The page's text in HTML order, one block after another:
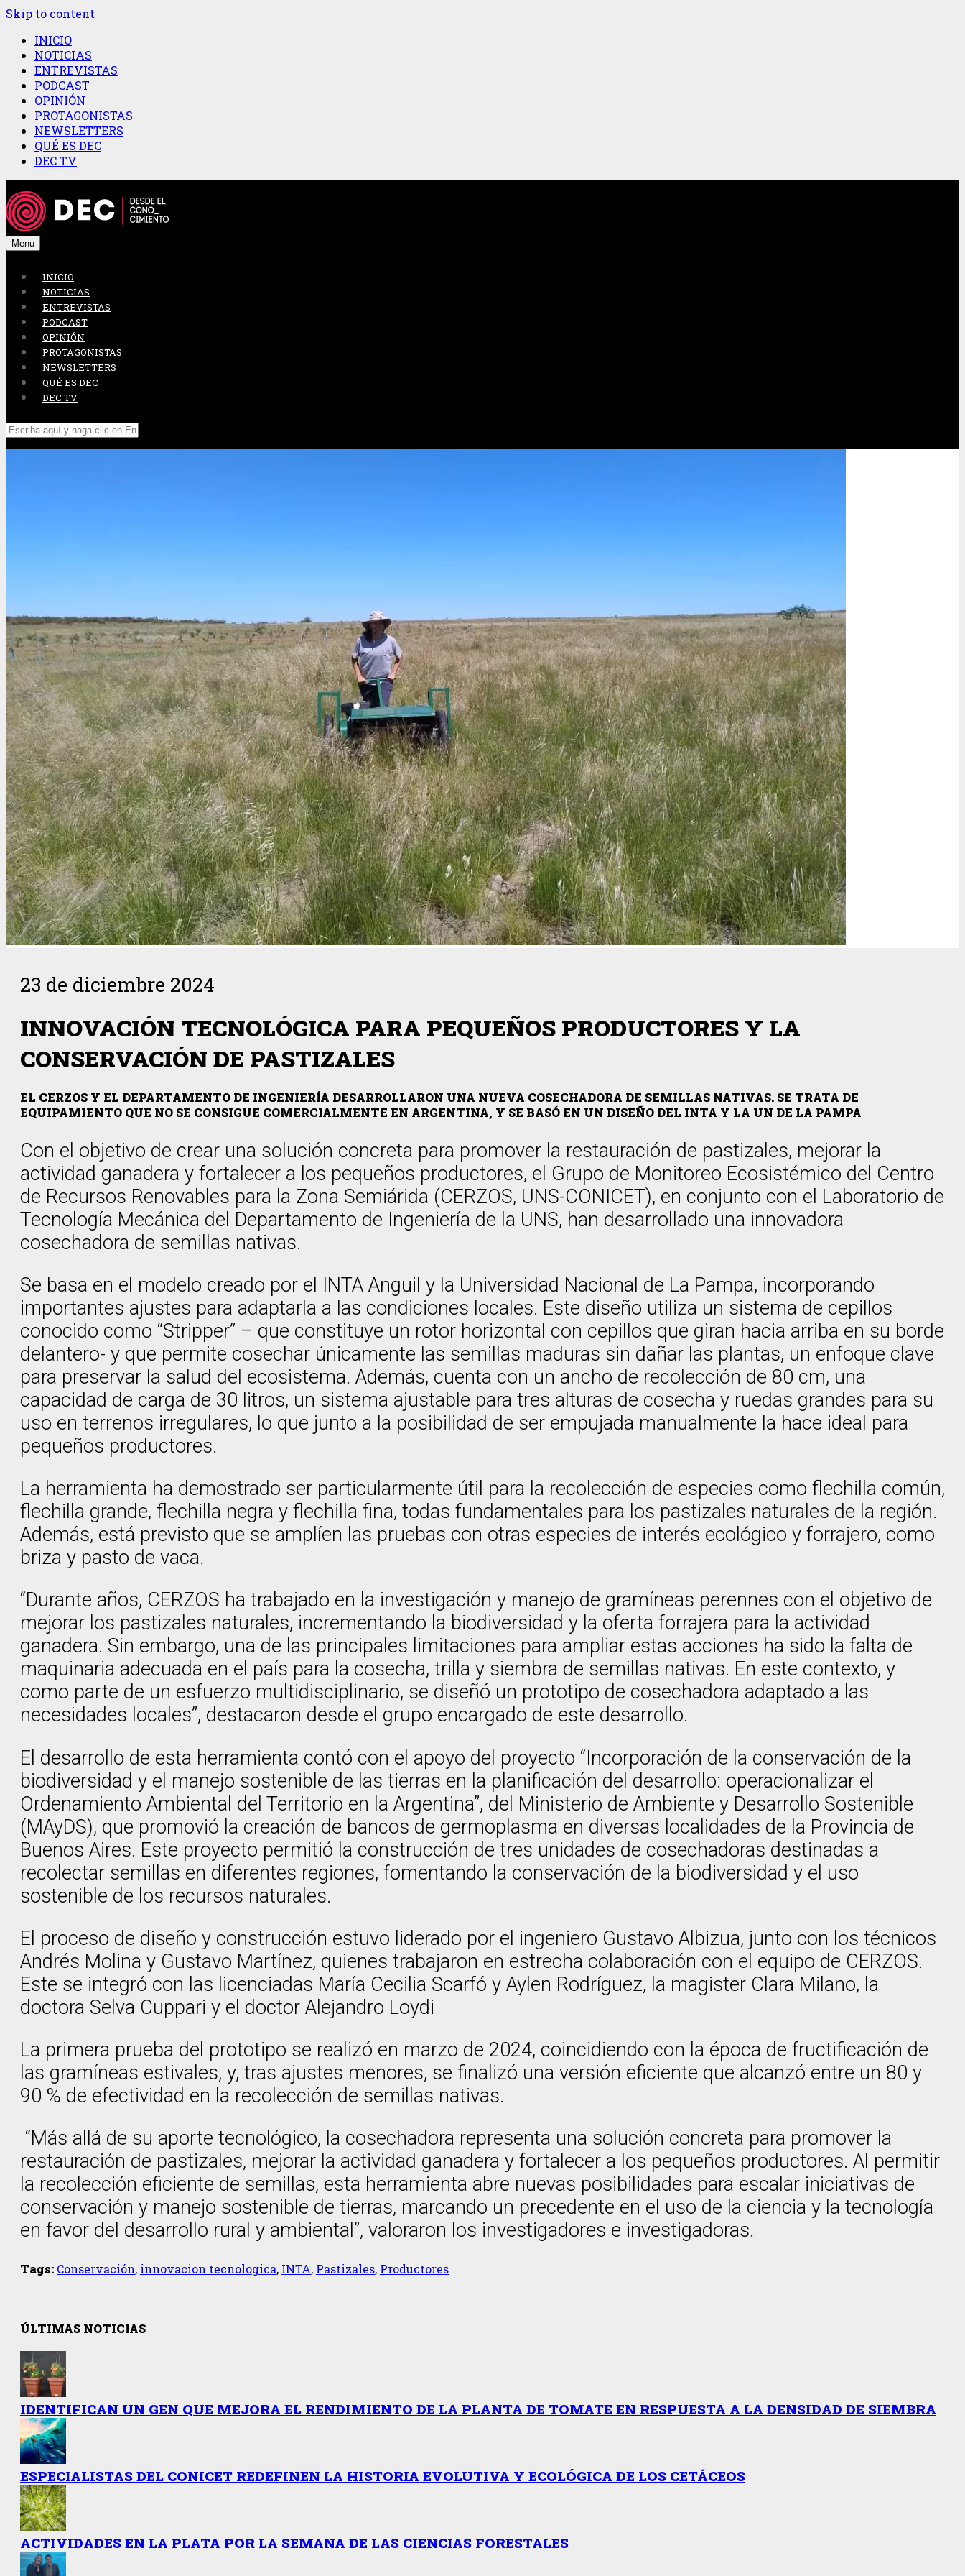
Skip to content
INICIO
NOTICIAS
ENTREVISTAS
PODCAST
OPINIÓN
PROTAGONISTAS
NEWSLETTERS
QUÉ ES DEC
DEC TV
Menu
INICIO
NOTICIAS
ENTREVISTAS
PODCAST
OPINIÓN
PROTAGONISTAS
NEWSLETTERS
QUÉ ES DEC
DEC TV
23 de diciembre 2024
INNOVACIÓN TECNOLÓGICA PARA PEQUEÑOS PRODUCTORES Y LA
CONSERVACIÓN DE PASTIZALES
EL CERZOS Y EL DEPARTAMENTO DE INGENIERÍA DESARROLLARON UNA NUEVA COSECHADORA DE SEMILLAS NATIVAS. SE TRATA DE
EQUIPAMIENTO QUE NO SE CONSIGUE COMERCIALMENTE EN ARGENTINA, Y SE BASÓ EN UN DISEÑO DEL INTA Y LA UN DE LA PAMPA
Con el objetivo de crear una solución concreta para promover la restauración de pastizales, mejorar la
actividad ganadera y fortalecer a los pequeños productores, el Grupo de Monitoreo Ecosistémico del Centro
de Recursos Renovables para la Zona Semiárida (CERZOS, UNS-CONICET), en conjunto con el Laboratorio de
Tecnología Mecánica del Departamento de Ingeniería de la UNS, han desarrollado una innovadora
cosechadora de semillas nativas.
Se basa en el modelo creado por el INTA Anguil y la Universidad Nacional de La Pampa, incorporando
importantes ajustes para adaptarla a las condiciones locales. Este diseño utiliza un sistema de cepillos
conocido como “Stripper” – que constituye un rotor horizontal con cepillos que giran hacia arriba en su borde
delantero- y que permite cosechar únicamente las semillas maduras sin dañar las plantas, un enfoque clave
para preservar la salud del ecosistema. Además, cuenta con un ancho de recolección de 80 cm, una
capacidad de carga de 30 litros, un sistema ajustable para tres alturas de cosecha y ruedas grandes para su
uso en terrenos irregulares, lo que junto a la posibilidad de ser empujada manualmente la hace ideal para
pequeños productores.
La herramienta ha demostrado ser particularmente útil para la recolección de especies como flechilla común,
flechilla grande, flechilla negra y flechilla fina, todas fundamentales para los pastizales naturales de la región.
Además, está previsto que se amplíen las pruebas con otras especies de interés ecológico y forrajero, como
briza y pasto de vaca.
“Durante años, CERZOS ha trabajado en la investigación y manejo de gramíneas perennes con el objetivo de
mejorar los pastizales naturales, incrementando la biodiversidad y la oferta forrajera para la actividad
ganadera. Sin embargo, una de las principales limitaciones para ampliar estas acciones ha sido la falta de
maquinaria adecuada en el país para la cosecha, trilla y siembra de semillas nativas. En este contexto, y
como parte de un esfuerzo multidisciplinario, se diseñó un prototipo de cosechadora adaptado a las
necesidades locales”, destacaron desde el grupo encargado de este desarrollo.
El desarrollo de esta herramienta contó con el apoyo del proyecto “Incorporación de la conservación de la
biodiversidad y el manejo sostenible de las tierras en la planificación del desarrollo: operacionalizar el
Ordenamiento Ambiental del Territorio en la Argentina”, del Ministerio de Ambiente y Desarrollo Sostenible
(MAyDS), que promovió la creación de bancos de germoplasma en diversas localidades de la Provincia de
Buenos Aires. Este proyecto permitió la construcción de tres unidades de cosechadoras destinadas a
recolectar semillas en diferentes regiones, fomentando la conservación de la biodiversidad y el uso
sostenible de los recursos naturales.
El proceso de diseño y construcción estuvo liderado por el ingeniero Gustavo Albizua, junto con los técnicos
Andrés Molina y Gustavo Martínez, quienes trabajaron en estrecha colaboración con el equipo de CERZOS.
Este se integró con las licenciadas María Cecilia Scarfó y Aylen Rodríguez, la magister Clara Milano, la
doctora Selva Cuppari y el doctor Alejandro Loydi
La primera prueba del prototipo se realizó en marzo de 2024, coincidiendo con la época de fructificación de
las gramíneas estivales, y, tras ajustes menores, se finalizó una versión eficiente que alcanzó entre un 80 y
90 % de efectividad en la recolección de semillas nativas.
“Más allá de su aporte tecnológico, la cosechadora representa una solución concreta para promover la
restauración de pastizales, mejorar la actividad ganadera y fortalecer a los pequeños productores. Al permitir
la recolección eficiente de semillas, esta herramienta abre nuevas posibilidades para escalar iniciativas de
conservación y manejo sostenible de tierras, marcando un precedente en el uso de la ciencia y la tecnología
en favor del desarrollo rural y ambiental”, valoraron los investigadores e investigadoras.
Tags: Conservación, innovacion tecnologica, INTA, Pastizales, Productores
ÚLTIMAS NOTICIAS
IDENTIFICAN UN GEN QUE MEJORA EL RENDIMIENTO DE LA PLANTA DE TOMATE EN RESPUESTA A LA DENSIDAD DE SIEMBRA
ESPECIALISTAS DEL CONICET REDEFINEN LA HISTORIA EVOLUTIVA Y ECOLÓGICA DE LOS CETÁCEOS
ACTIVIDADES EN LA PLATA POR LA SEMANA DE LAS CIENCIAS FORESTALES